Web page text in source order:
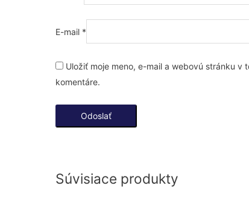
E-mail *
Uložiť moje meno, e-mail a webovú stránku v
komentáre.
Súvisiace produkty